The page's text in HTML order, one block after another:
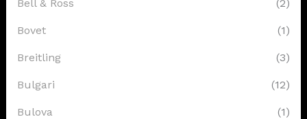
Bell & Ross (2)
Bovet (1)
Breitling (3)
Bulgari (12)
Bulova (1)